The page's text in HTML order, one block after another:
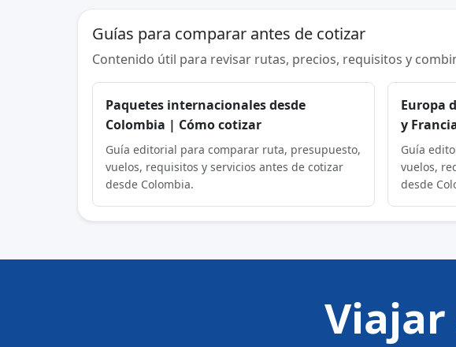
Guías para comparar antes de cotizar
Contenido útil para revisar rutas, precios, requisitos y
Paquetes internacionales desde
Colombia | Cómo cotizar
Guía editorial para comparar ruta, presupuesto,
vuelos, requisitos y servicios antes de cotizar
desde Colombia.
Europa
y
Guía
vuelos,
desde
Viajar